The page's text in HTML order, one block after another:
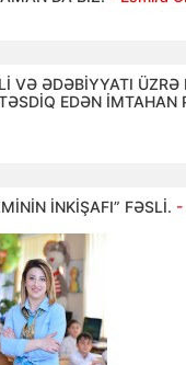
VƏ ƏDƏBİYYATI
EDƏN İMTAHAN
İNKİŞAFI” FƏSLİ. -